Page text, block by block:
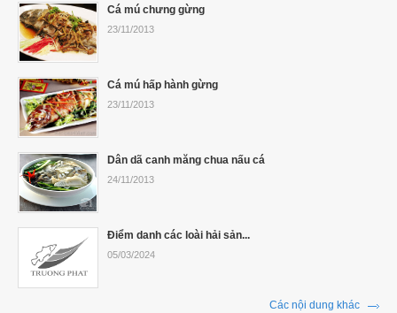
Cá mú chưng gừng
23/11/2013
Cá mú hấp hành gừng
23/11/2013
Dân dã canh măng chua nấu cá
24/11/2013
Điểm danh các loài hải sản...
05/03/2024
Các nội dung khác